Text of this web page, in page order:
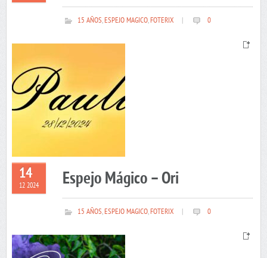
15 AÑOS,ESPEJO MAGICO,FOTERIX 0
14
12 2024 Espejo Mágico – Ori
15 AÑOS,ESPEJO MAGICO,FOTERIX 0